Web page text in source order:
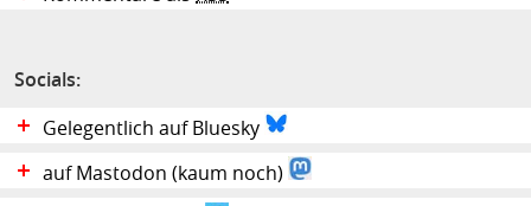
Socials:
Gelegentlich auf Bluesky
auf Mastodon (kaum noch)